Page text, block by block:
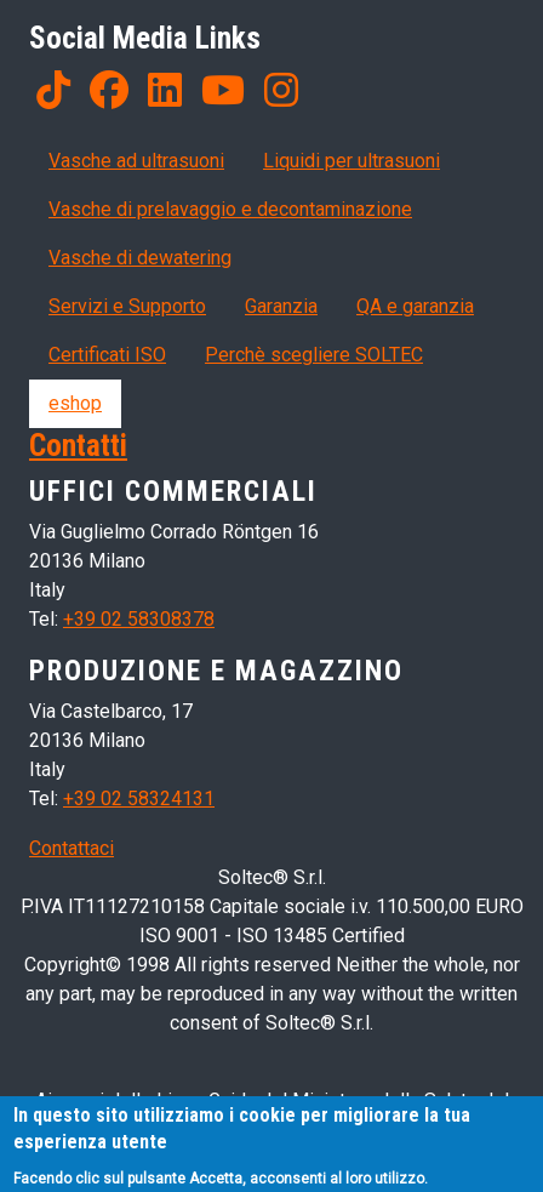
Social Media Links
Products
Vasche ad ultrasuoni Liquidi per ultrasuoni
Vasche di prelavaggio e decontaminazione
Vasche di dewatering
Servizi, garanzia, QA
Servizi e Supporto Garanzia QA e garanzia
Certificati ISO Perchè scegliere SOLTEC
eshop
Contatti
UFFICI COMMERCIALI
Via Guglielmo Corrado Röntgen 16
20136 Milano
Italy
Tel: +39 02 58308378
PRODUZIONE E MAGAZZINO
Via Castelbarco, 17
20136 Milano
Italy
Tel: +39 02 58324131
Contattaci
Soltec® S.r.l.
P.IVA IT11127210158 Capitale sociale i.v. 110.500,00 EURO
ISO 9001 - ISO 13485 Certified
Copyright© 1998 All rights reserved Neither the whole, nor
any part, may be reproduced in any way without the written
consent of Soltec® S.r.l.
Ai sensi delle Linee Guida del Ministero della Salute del
28/03/2013, relative alla pubblicità sanitaria concernente i
dispositivi medici, dispositivi medico-diagnostici in vitro e
presidi medico-chirurgici, si avvisa l'utente che le
In questo sito utilizziamo i cookie per migliorare la tua
esperienza utente
Facendo clic sul pulsante Accetta, acconsenti al loro utilizzo.